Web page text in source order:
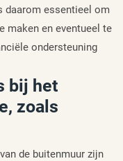
daarom essentieel om
maken en eventueel te
ondersteuning
bij het
zoals
de buitenmuur zijn